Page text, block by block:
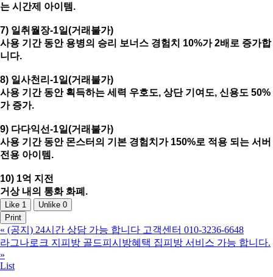
는 시간제 아이템.
7) 일취월장-1일(거래불가)
사용 기간 동안 용병의 승리 보너스 경험치 10%가 2배로 증가합
니다.
8) 일사천리-1일(거래불가)
사용 기간 동안 획득하는 세력 우호도, 상단 기여도, 신용도 50%
가 증가.
9) 다다익선-1일(거래불가)
사용 기간 동안 몬스터의 기본 경험치가 150%로 적용 되는 서버
전용 아이템.
10) 1억 지전
거상 내의 통화 화폐.
Like 1 Unlike 0
Print
« (공지) 24시간 상담 가능 합니다 고객센터 010-3236-6648
라그나로크 지피방 골드피시방혜택 집피방 서비스 가능 합니다.
»
List